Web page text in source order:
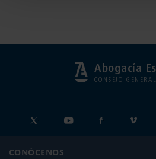
Abogacía
CONSEJO GENERAL
CONÓCENOS